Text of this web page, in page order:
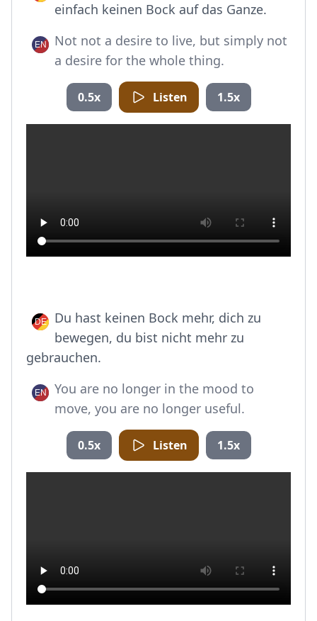
einfach keinen Bock auf das Ganze.
Not not a desire to live, but simply not
a desire for the whole thing.
0.5x Listen 1.5x
Du hast keinen Bock mehr, dich zu
bewegen, du bist nicht mehr zu
gebrauchen.
You are no longer in the mood to
move, you are no longer useful.
0.5x Listen 1.5x